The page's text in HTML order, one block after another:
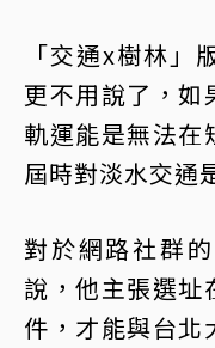
「交通x樹林」
更不用說了，如
軌運能是無法在
屆時對淡水交通
對於網路社群
說，他主張選址
件，才能與台北